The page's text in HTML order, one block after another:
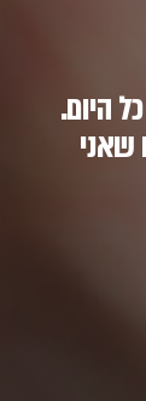
היום.
שאני